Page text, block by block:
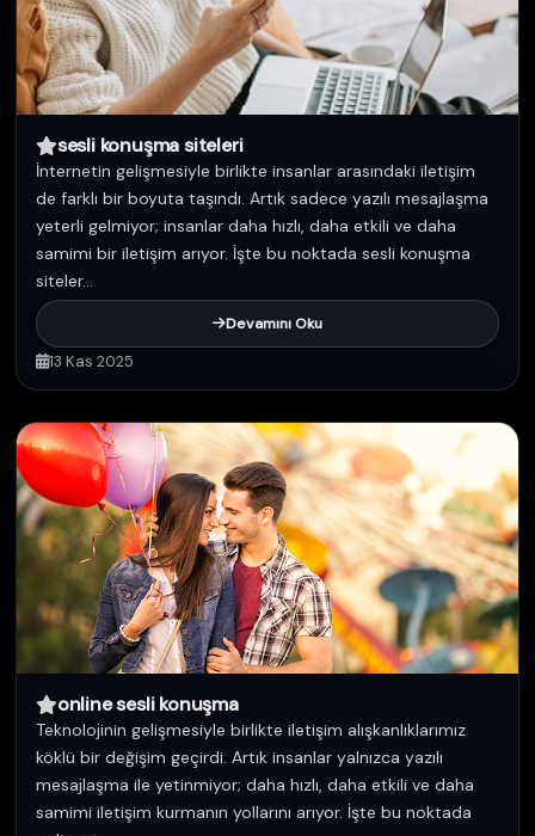
sesli konuşma siteleri
İnternetin gelişmesiyle birlikte insanlar arasındaki iletişim
de farklı bir boyuta taşındı. Artık sadece yazılı mesajlaşma
yeterli gelmiyor; insanlar daha hızlı, daha etkili ve daha
samimi bir iletişim arıyor. İşte bu noktada sesli konuşma
siteler...
Devamını Oku
13 Kas 2025
online sesli konuşma
Teknolojinin gelişmesiyle birlikte iletişim alışkanlıklarımız
köklü bir değişim geçirdi. Artık insanlar yalnızca yazılı
mesajlaşma ile yetinmiyor; daha hızlı, daha etkili ve daha
samimi iletişim kurmanın yollarını arıyor. İşte bu noktada